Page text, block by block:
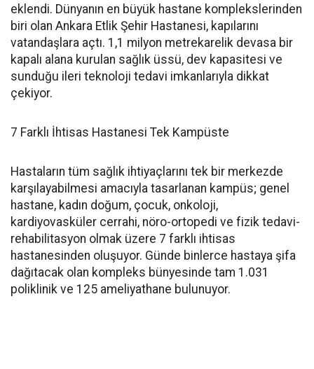
eklendi. Dünyanın en büyük hastane komplekslerinden
biri olan Ankara Etlik Şehir Hastanesi, kapılarını
vatandaşlara açtı. 1,1 milyon metrekarelik devasa bir
kapalı alana kurulan sağlık üssü, dev kapasitesi ve
sunduğu ileri teknoloji tedavi imkanlarıyla dikkat
çekiyor.
7 Farklı İhtisas Hastanesi Tek Kampüste
Hastaların tüm sağlık ihtiyaçlarını tek bir merkezde
karşılayabilmesi amacıyla tasarlanan kampüs; genel
hastane, kadın doğum, çocuk, onkoloji,
kardiyovasküler cerrahi, nöro-ortopedi ve fizik tedavi-
rehabilitasyon olmak üzere 7 farklı ihtisas
hastanesinden oluşuyor. Günde binlerce hastaya şifa
dağıtacak olan kompleks bünyesinde tam 1.031
poliklinik ve 125 ameliyathane bulunuyor.